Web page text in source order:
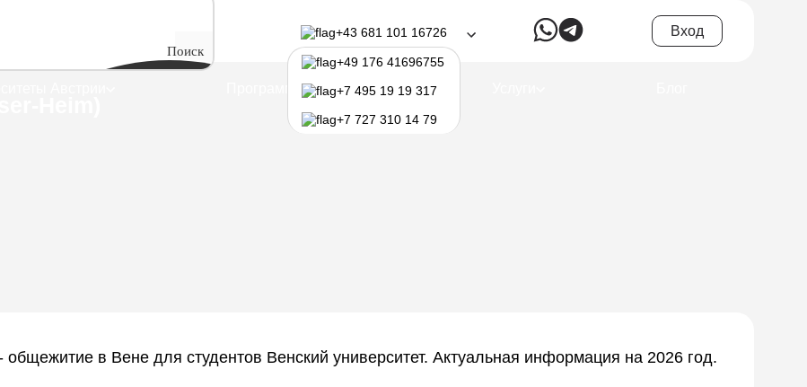
Поиск
+43 681 101 16726
+49 176 41696755
+7 495 19 19 317
+7 727 310 14 79
Вход
Программы обучения
Studentenheim Troststraße (Welser-Heim)
— Studentenheim
в Вене для студентов Венский университет. Актуальная информация на 2026 год.